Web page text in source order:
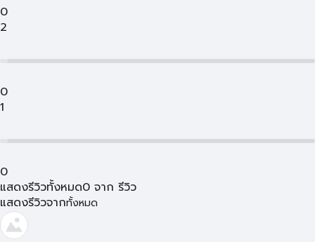
0
2
0
1
0
แสดงรีวิวทั้งหมด0 จาก รีวิว
แสดงรีวิวจากทั้งหมด